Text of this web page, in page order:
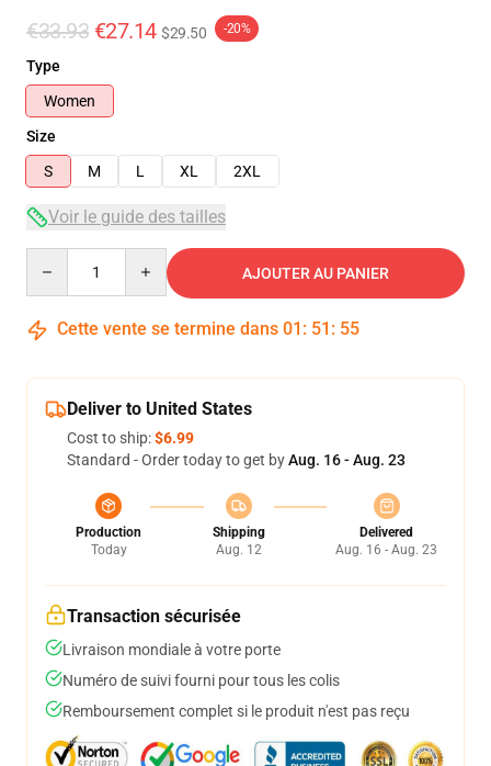
€33.93 €27.14 $29.50 -20%
Type
Women
Size
S
M L XL 2XL
Voir le guide des tailles
AJOUTER AU PANIER
Cette vente se termine dans 01 : 51 : 54
Deliver to United States
Cost to ship:$6.99
Standard - Order today to get byAug. 16 - Aug. 23
Production
Today
Shipping
Aug. 12
Delivered
Aug. 16 - Aug. 23
Transaction sécurisée
Livraison mondiale à votre porte
Numéro de suivi fourni pour tous les colis
Remboursement complet si le produit n'est pas reçu